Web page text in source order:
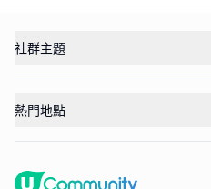
社群主題
熱門地點